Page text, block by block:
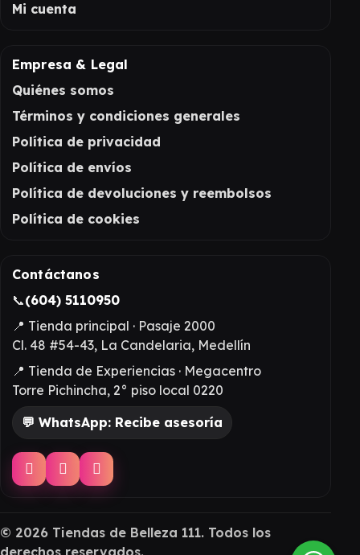
Mi cuenta
Empresa & Legal
Quiénes somos
Términos y condiciones generales
Política de privacidad
Política de envíos
Política de devoluciones y reembolsos
Política de cookies
Contáctanos
📞(604) 5110950
📍 Tienda principal · Pasaje 2000
Cl. 48 #54-43, La Candelaria, Medellín
📍 Tienda de Experiencias · Megacentro
Torre Pichincha, 2° piso local 0220
💬 WhatsApp: Recibe asesoría
© 2026 Tiendas de Belleza 111. Todos los
derechos reservados.